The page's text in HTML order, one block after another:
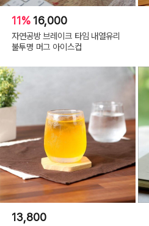
11% 16,000
자연공방 브레이크 타임 내열유리
불투명 머그 아이스컵
13,800